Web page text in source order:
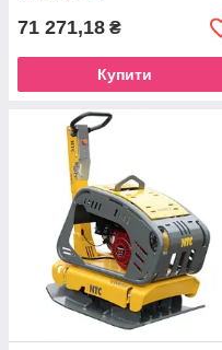
71 271,18 ₴
Купити